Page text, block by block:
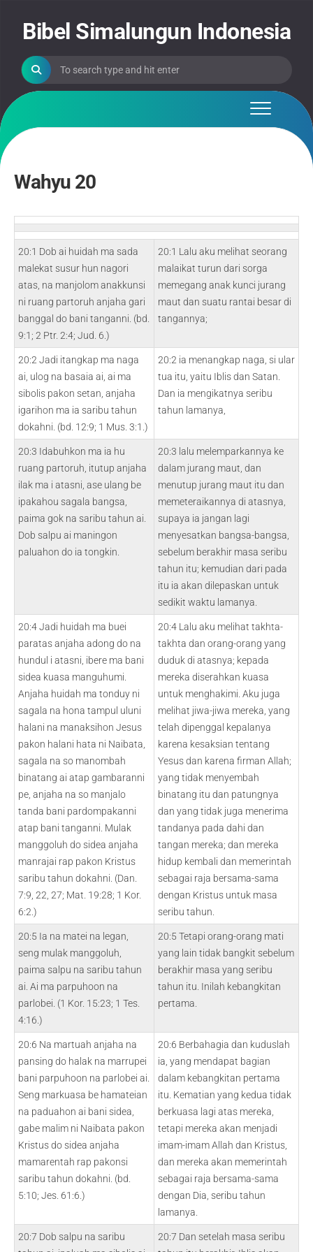
contentBibel Simalungun Indonesia
Wahyu 20
20:1 Dob ai huidah ma sada
malekat susur hun nagori
atas, na manjolom anakkunsi
ni ruang partoruh anjaha gari
banggal do bani tanganni. (bd.
9:1; 2 Ptr. 2:4; Jud. 6.)
20:1 Lalu aku melihat seorang
malaikat turun dari sorga
memegang anak kunci jurang
maut dan suatu rantai besar di
tangannya;
20:2 Jadi itangkap ma naga
ai, ulog na basaia ai, ai ma
sibolis pakon setan, anjaha
igarihon ma ia saribu tahun
dokahni. (bd. 12:9; 1 Mus. 3:1.)
20:2 ia menangkap naga, si ular
tua itu, yaitu Iblis dan Satan.
Dan ia mengikatnya seribu
tahun lamanya,
20:3 Idabuhkon ma ia hu
ruang partoruh, itutup anjaha
ilak ma i atasni, ase ulang be
ipakahou sagala bangsa,
paima gok na saribu tahun ai.
Dob salpu ai maningon
paluahon do ia tongkin.
20:3 lalu melemparkannya ke
dalam jurang maut, dan
menutup jurang maut itu dan
memeteraikannya di atasnya,
supaya ia jangan lagi
menyesatkan bangsa-bangsa,
sebelum berakhir masa seribu
tahun itu; kemudian dari pada
itu ia akan dilepaskan untuk
sedikit waktu lamanya.
20:4 Jadi huidah ma buei
paratas anjaha adong do na
hundul i atasni, ibere ma bani
sidea kuasa manguhumi.
Anjaha huidah ma tonduy ni
sagala na hona tampul uluni
halani na manaksihon Jesus
pakon halani hata ni Naibata,
sagala na so manombah
binatang ai atap gambaranni
pe, anjaha na so manjalo
tanda bani pardompakanni
atap bani tanganni. Mulak
manggoluh do sidea anjaha
manrajai rap pakon Kristus
saribu tahun dokahni. (Dan.
7:9, 22, 27; Mat. 19:28; 1 Kor.
6:2.)
20:4 Lalu aku melihat takhta-
takhta dan orang-orang yang
duduk di atasnya; kepada
mereka diserahkan kuasa
untuk menghakimi. Aku juga
melihat jiwa-jiwa mereka, yang
telah dipenggal kepalanya
karena kesaksian tentang
Yesus dan karena firman Allah;
yang tidak menyembah
binatang itu dan patungnya
dan yang tidak juga menerima
tandanya pada dahi dan
tangan mereka; dan mereka
hidup kembali dan memerintah
sebagai raja bersama-sama
dengan Kristus untuk masa
seribu tahun.
20:5 Ia na matei na legan,
seng mulak manggoluh,
paima salpu na saribu tahun
ai. Ai ma parpuhoon na
parlobei. (1 Kor. 15:23; 1 Tes.
4:16.)
20:5 Tetapi orang-orang mati
yang lain tidak bangkit sebelum
berakhir masa yang seribu
tahun itu. Inilah kebangkitan
pertama.
20:6 Na martuah anjaha na
pansing do halak na marrupei
bani parpuhoon na parlobei ai.
Seng markuasa be hamateian
na paduahon ai bani sidea,
gabe malim ni Naibata pakon
Kristus do sidea anjaha
mamarentah rap pakonsi
saribu tahun dokahni. (bd.
5:10; Jes. 61:6.)
20:6 Berbahagia dan kuduslah
ia, yang mendapat bagian
dalam kebangkitan pertama
itu. Kematian yang kedua tidak
berkuasa lagi atas mereka,
tetapi mereka akan menjadi
imam-imam Allah dan Kristus,
dan mereka akan memerintah
sebagai raja bersama-sama
dengan Dia, seribu tahun
lamanya.
20:7 Dob salpu na saribu
20:7 Dan setelah masa seribu